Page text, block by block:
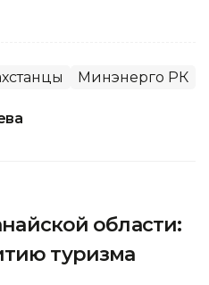
Минэнерго РК
области:
туризма